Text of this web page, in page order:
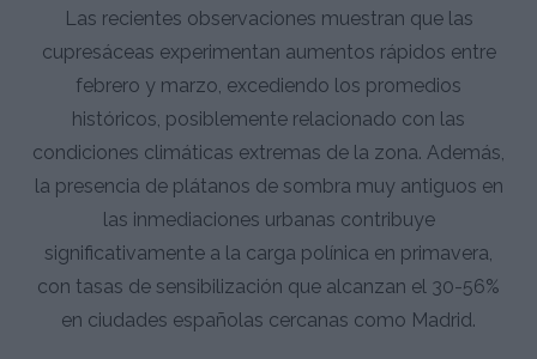
Las recientes observaciones muestran que las
cupresáceas experimentan aumentos rápidos entre
febrero y marzo, excediendo los promedios
históricos, posiblemente relacionado con las
condiciones climáticas extremas de la zona. Además,
la presencia de plátanos de sombra muy antiguos en
las inmediaciones urbanas contribuye
significativamente a la carga polínica en primavera,
con tasas de sensibilización que alcanzan el 30-56%
en ciudades españolas cercanas como Madrid.